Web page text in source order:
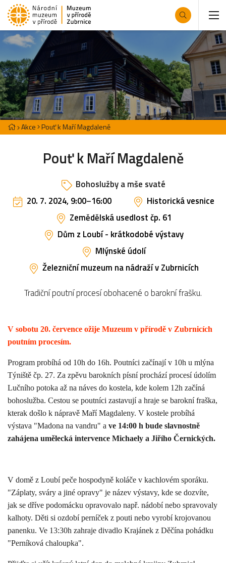
Akce Pouť k Maří Magdaleně
Pouť k Maří Magdaleně
Bohoslužby a mše svaté
20. 7. 2024, 9:00–16:00
Historická vesnice
Zemědělská usedlost čp. 61
Dům z Loubí - krátkodobé výstavy
Mlýnské údolí
Železniční muzeum na nádraží v Zubrnicích
Tradiční poutní procesí obohacené o barokní frašku.
V sobotu 20. července ožije Muzeum v přírodě v Zubrnicích
poutním procesím.
Program probíhá od 10h do 16h. Poutníci začínají v 10h u mlýna
Týniště čp. 27. Za zpěvu barokních písní prochází procesí údolím
Lučního potoka až na náves do kostela, kde kolem 12h začíná
bohoslužba. Cestou se poutníci zastavují a hraje se barokní fraška,
kterak došlo k nápravě Maří Magdaleny. V kostele probíhá
výstava "Madona na vandru" a ve 14:00 h bude slavnostně
zahájena umělecká intervence Michaely a Jiřího Černických.
V domě z Loubí peče hospodyně koláče v kachlovém sporáku.
"Záplaty, sváry a jiné opravy" je název výstavy, kde se dozvíte,
jak se dříve podomácku opravovalo např. nádobí nebo spravovaly
kalhoty. Děti si ozdobí perníček z pouti nebo vyrobí krojovanou
panenku. Ve 13:30h zahraje divadlo Krajánek z Děčína pohádku
"Perníková chaloupka".